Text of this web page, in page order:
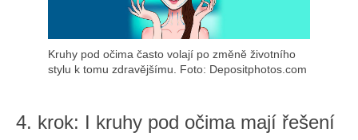
Kruhy pod očima často volají po změně životního
stylu k tomu zdravějšímu. Foto: Depositphotos.com
4. krok: I kruhy pod očima mají řešení